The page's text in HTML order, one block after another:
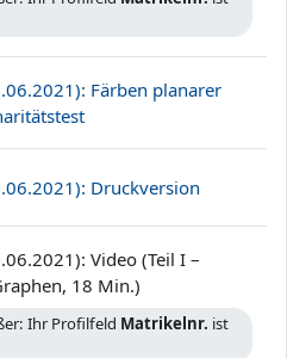
Färben planarer
Druckversion
Video (Teil I –
18 Min.)
Ihr Profilfeld Matrikelnr. ist